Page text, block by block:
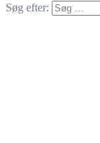
Søg efter: